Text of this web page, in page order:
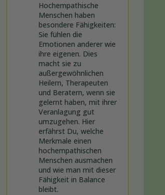
Hochempathische
Menschen haben
besondere Fähigkeiten:
Sie fühlen die
Emotionen anderer wie
ihre eigenen. Dies
macht sie zu
außergewöhnlichen
Heilern, Therapeuten
und Beratern, wenn sie
gelernt haben, mit ihrer
Veranlagung gut
umzugehen. Hier
erfährst Du, welche
Merkmale einen
hochempathischen
Menschen ausmachen
und wie man mit dieser
Fähigkeit in Balance
bleibt.